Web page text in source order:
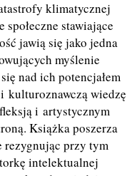
klimatycznej
stawiające
jawią się jako jedna
myślenie
nad ich potencjałem
kulturoznawczą wiedzę
i artystycznym
Książka poszerza
rezygnując przy tym
intelektualnej